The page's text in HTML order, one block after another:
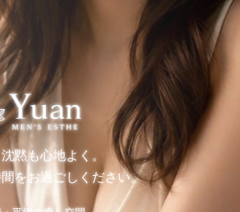
黙も心地よく。
をお過ごしください。